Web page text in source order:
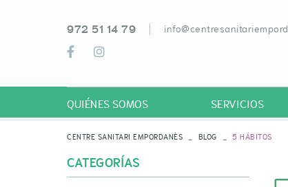
972 51 14 79
QUIÉNES SOMOS SERVICIOS
CENTRE SANITARI EMPORDANÈS BLOG 5 HÁBITOS
CATEGORÍAS